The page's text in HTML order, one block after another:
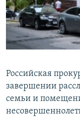
ПОБЕДИТЕЛЕЙ НЕ
ELIFBE
ПРИСОЕДИНЯЙТЕСЬ!
Все сайты RFE/
Российская
завершении
семьи и